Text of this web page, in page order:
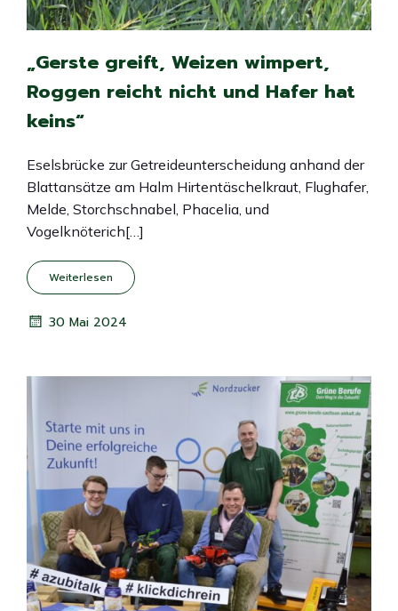
„Gerste greift, Weizen wimpert,
Roggen reicht nicht und Hafer hat
keins“
Eselsbrücke zur Getreideunterscheidung anhand der
Blattansätze am Halm Hirtentäschelkraut, Flughafer,
Melde, Storchschnabel, Phacelia, und
Vogelknöterich[…]
Weiterlesen
30 Mai 2024